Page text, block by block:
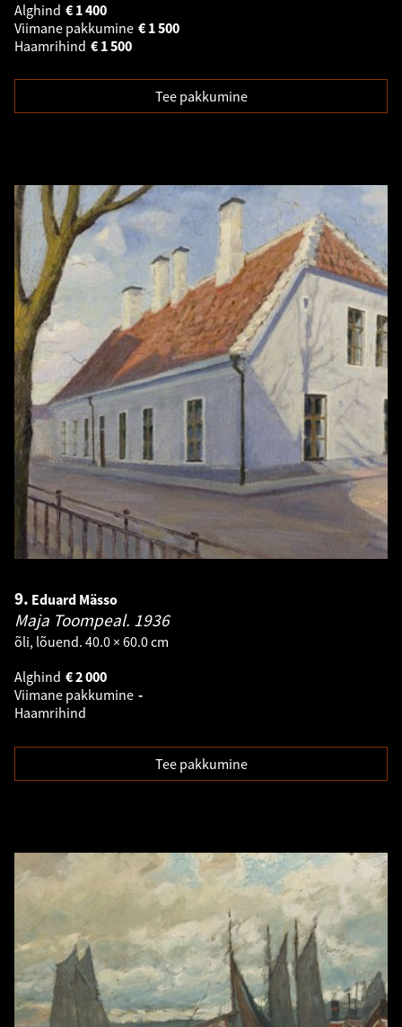
Alghind
1 400
€
Viimane pakkumine
1 500
€
Haamrihind
1 500
€
Tee pakkumine
9. Eduard Mässo
Maja Toompeal. 1936
õli, lõuend. 40.0 × 60.0 cm
Alghind
2 000
€
Viimane pakkumine -
Haamrihind
Tee pakkumine